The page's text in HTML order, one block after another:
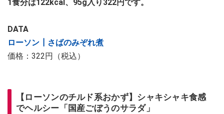
1食分は122kcal、95g入り322円です。
DATA
ローソン┃さばのみぞれ煮
価格：322円（税込）
【ローソンのチルド系おかず】シャキシャキ食感
でヘルシー「国産ごぼうのサラダ」